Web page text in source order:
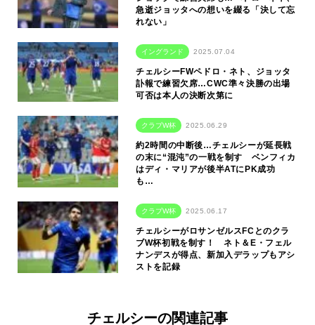
急逝ジョッタへの想いを綴る「決して忘
れない」
イングランド 2025.07.04
チェルシーFWペドロ・ネト、ジョッタ
訃報で練習欠席…CWC準々決勝の出場
可否は本人の決断次第に
クラブW杯 2025.06.29
約2時間の中断後…チェルシーが延長戦
の末に“混沌”の一戦を制す ベンフィカ
はディ・マリアが後半ATにPK成功
も…
クラブW杯 2025.06.17
チェルシーがロサンゼルスFCとのクラ
ブW杯初戦を制す！ ネト＆E・フェル
ナンデスが得点、新加入デラップもアシ
ストを記録
チェルシーの関連記事